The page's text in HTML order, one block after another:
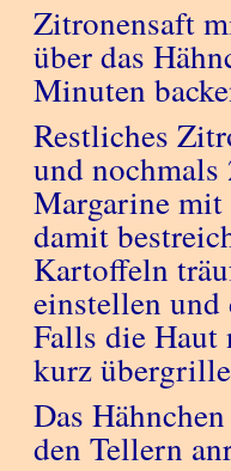
Zitronensaft
über das
Minuten
Restliches
und
Margarine mit
damit
Kartoffeln
einstellen und
Falls die Haut
kurz
Das
den Tellern